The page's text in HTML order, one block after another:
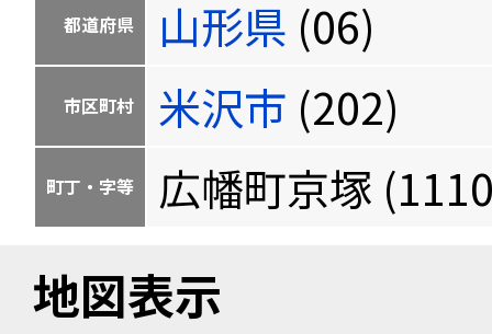
都道府県 山形県 (06)
市区町村 米沢市 (202)
町丁・字等 広幡町京塚
地図表示